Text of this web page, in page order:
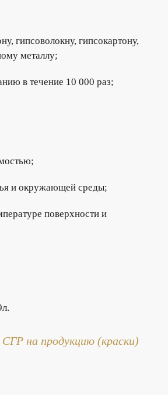
гипсоволокну, гипсокартону,
металлу;
в течение 10 000 раз;
и окружающей среды;
поверхности и
СГР на продукцию (краски)